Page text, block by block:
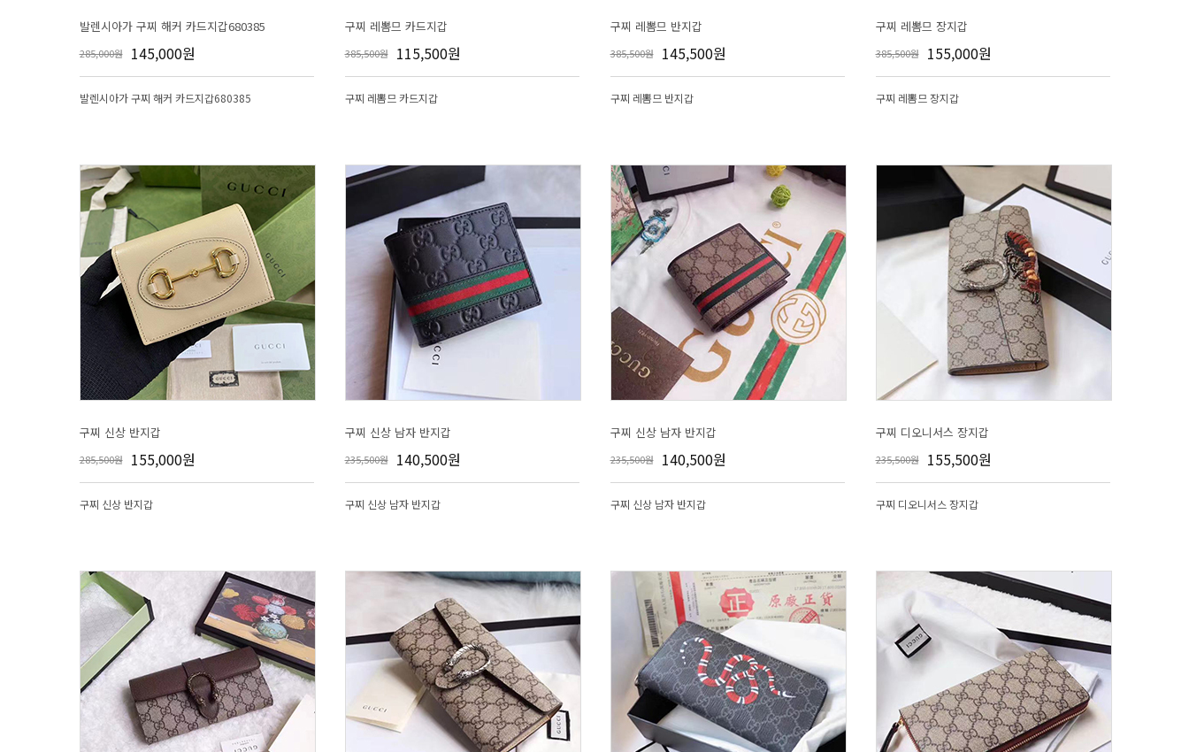
발렌시아가 구찌 해커 카드지갑680385
285,000원 145,000원
발렌시아가 구찌 해커 카드지갑680385
구찌 레뽐므 카드지갑
385,500원 115,500원
구찌 레뽐므 카드지갑
구찌 레뽐므 반지갑
385,500원 145,500원
구찌 레뽐므 반지갑
구찌 레뽐므 장지갑
385,500원 155,000원
구찌 레뽐므 장지갑
구찌 신상 반지갑
285,500원 155,000원
구찌 신상 반지갑
구찌 신상 남자 반지갑
235,500원 140,500원
구찌 신상 남자 반지갑
구찌 신상 남자 반지갑
235,500원 140,500원
구찌 신상 남자 반지갑
구찌 디오니서스 장지갑
235,500원 155,500원
구찌 디오니서스 장지갑